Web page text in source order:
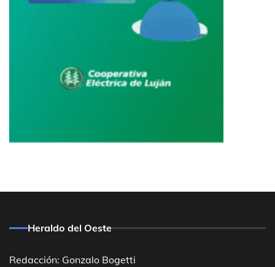
Heraldo del Oeste
Redacción: Gonzalo Bogetti